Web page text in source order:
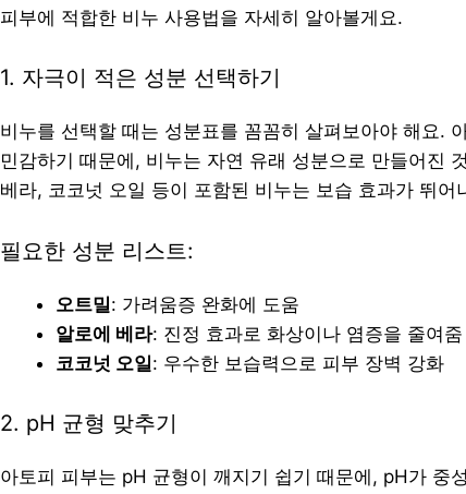
피부에 적합한 비누 사용법을 자세히 알아볼게요.
1. 자극이 적은 성분 선택하기
비누를 선택할 때는 성분표를 꼼꼼히 살펴보아야 해요.
민감하기 때문에, 비누는 자연 유래 성분으로 만들어진
베라, 코코넛 오일 등이 포함된 비누는 보습 효과가 뛰
필요한 성분 리스트:
오트밀: 가려움증 완화에 도움
알로에 베라: 진정 효과로 화상이나 염증을 줄여줌
코코넛 오일: 우수한 보습력으로 피부 장벽 강화
2. pH 균형 맞추기
아토피 피부는 pH 균형이 깨지기 쉽기 때문에, pH가 중